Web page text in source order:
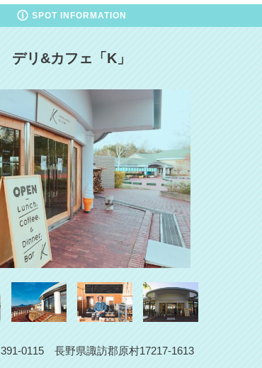
SPOT INFORMATION
デリ&カフェ「K」
391-0115 長野県諏訪郡原村17217-1613